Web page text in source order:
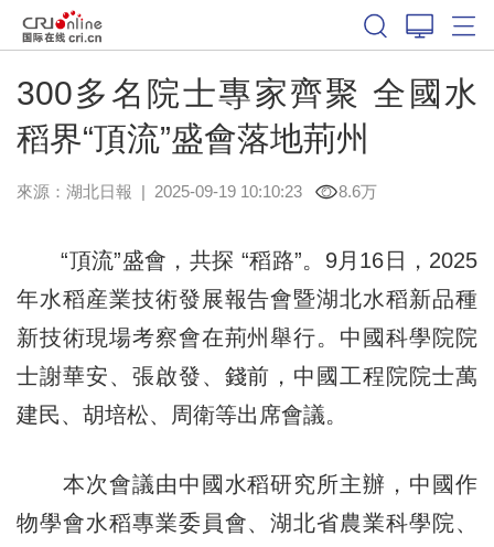
300多名院士專家齊聚 全國水
稻界“頂流”盛會落地荊州
來源： 湖北日報 | 2025-09-19 10:10:23 8.6万
“頂流”盛會，共探 “稻路”。9月16日，2025
年水稻産業技術發展報告會暨湖北水稻新品種
新技術現場考察會在荊州舉行。中國科學院院
士謝華安、張啟發、錢前，中國工程院院士萬
建民、胡培松、周衛等出席會議。
本次會議由中國水稻研究所主辦，中國作
物學會水稻專業委員會、湖北省農業科學院、